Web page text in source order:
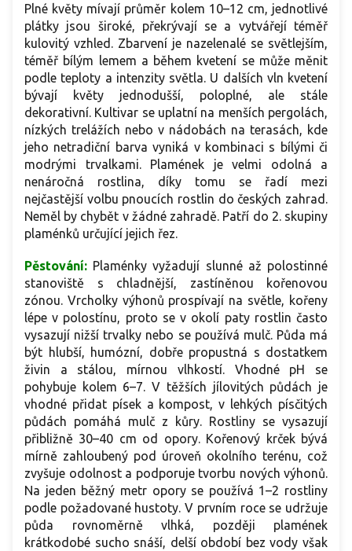
Plné květy mívají průměr kolem 10–12 cm, jednotlivé
plátky jsou široké, překrývají se a vytvářejí téměř
kulovitý vzhled. Zbarvení je nazelenalé se světlejším,
téměř bílým lemem a během kvetení se může měnit
podle teploty a intenzity světla. U dalších vln kvetení
bývají květy jednodušší, poloplné, ale stále
dekorativní. Kultivar se uplatní na menších pergolách,
nízkých trelážích nebo v nádobách na terasách, kde
jeho netradiční barva vyniká v kombinaci s bílými či
modrými trvalkami. Plamének je velmi odolná a
nenáročná rostlina, díky tomu se řadí mezi
nejčastější volbu pnoucích rostlin do českých zahrad.
Neměl by chybět v žádné zahradě. Patří do 2. skupiny
plaménků určující jejich řez.
Pěstování: Plaménky vyžadují slunné až polostinné
stanoviště s chladnější, zastíněnou kořenovou
zónou. Vrcholky výhonů prospívají na světle, kořeny
lépe v polostínu, proto se v okolí paty rostlin často
vysazují nižší trvalky nebo se používá mulč. Půda má
být hlubší, humózní, dobře propustná s dostatkem
živin a stálou, mírnou vlhkostí. Vhodné pH se
pohybuje kolem 6–7. V těžších jílovitých půdách je
vhodné přidat písek a kompost, v lehkých písčitých
půdách pomáhá mulč z kůry. Rostliny se vysazují
přibližně 30–40 cm od opory. Kořenový krček bývá
mírně zahloubený pod úroveň okolního terénu, což
zvyšuje odolnost a podporuje tvorbu nových výhonů.
Na jeden běžný metr opory se používá 1–2 rostliny
podle požadované hustoty. V prvním roce se udržuje
půda rovnoměrně vlhká, později plamének
krátkodobé sucho snáší, delší období bez vody však